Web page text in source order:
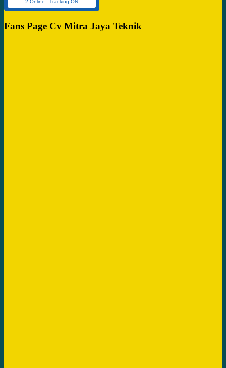
Fans Page Cv Mitra Jaya Teknik